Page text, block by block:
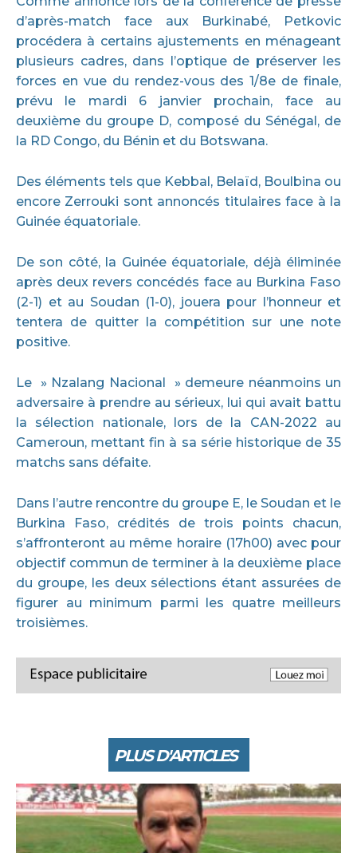
d’après-match face aux Burkinabé, Petkovic
procédera à certains ajustements en ménageant
plusieurs cadres, dans l’optique de préserver les
forces en vue du rendez-vous des 1/8e de finale,
prévu le mardi 6 janvier prochain, face au
deuxième du groupe D, composé du Sénégal, de
la RD Congo, du Bénin et du Botswana.
Des éléments tels que Kebbal, Belaïd, Boulbina ou
encore Zerrouki sont annoncés titulaires face à la
Guinée équatoriale.
De son côté, la Guinée équatoriale, déjà éliminée
après deux revers concédés face au Burkina Faso
(2-1) et au Soudan (1-0), jouera pour l’honneur et
tentera de quitter la compétition sur une note
positive.
Le » Nzalang Nacional » demeure néanmoins un
adversaire à prendre au sérieux, lui qui avait battu
la sélection nationale, lors de la CAN-2022 au
Cameroun, mettant fin à sa série historique de 35
matchs sans défaite.
Dans l’autre rencontre du groupe E, le Soudan et le
Burkina Faso, crédités de trois points chacun,
s’affronteront au même horaire (17h00) avec pour
objectif commun de terminer à la deuxième place
du groupe, les deux sélections étant assurées de
figurer au minimum parmi les quatre meilleurs
troisièmes.
PLUS D'ARTICLES